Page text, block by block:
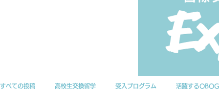
すべての投稿 高校生交換留学 受入プログラム 活躍するOBOG